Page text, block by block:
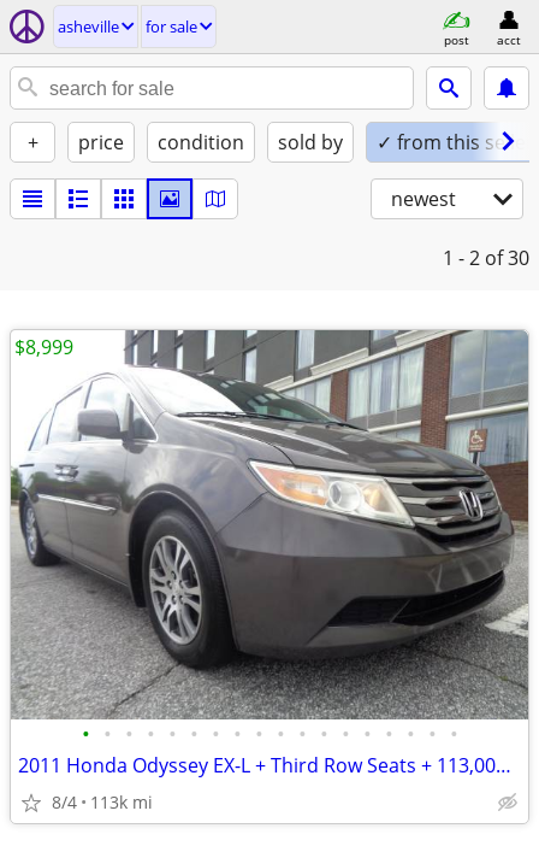
asheville for sale
post acct
+ price condition sold by ✓ from this seller
newest
1 - 2 of 30
• • • • • • • • • • • • • • • • • •
2011 Honda Odyssey EX-L + Third Row Seats + 113,000 Miles
8/4 113k mi
$8,999